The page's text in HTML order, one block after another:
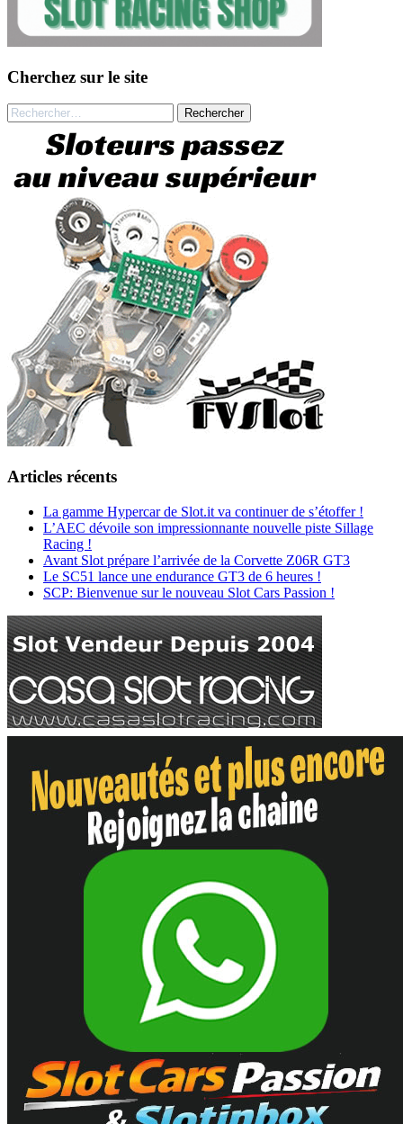
Cherchez sur le site
Rechercher :
Articles récents
La gamme Hypercar de Slot.it va continuer de s’étoffer !
L’AEC dévoile son impressionnante nouvelle piste Sillage
Racing !
Avant Slot prépare l’arrivée de la Corvette Z06R GT3
Le SC51 lance une endurance GT3 de 6 heures !
SCP: Bienvenue sur le nouveau Slot Cars Passion !